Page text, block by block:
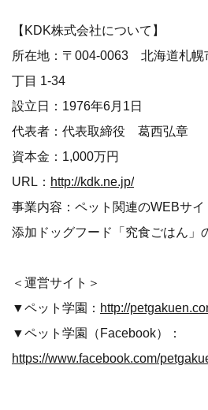
【KDK株式会社について】
所在地：〒004-0063 北海道札幌
丁目 1-34
設立日：1976年6月1日
代表者：代表取締役 葛西弘章
資本金：1,000万円
URL： http://kdk.ne.jp/
事業内容：ペット関連のWEBサ
添加ドッグフード「究食ごはん」
＜運営サイト＞
▼ペット学園： http://
▼ペット学園（Facebook）：
https://www.facebook.com/